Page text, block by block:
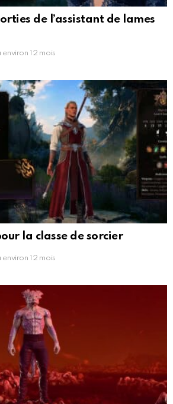
de l’assistant de lames
environ 12 mois
la classe de sorcier
environ 12 mois